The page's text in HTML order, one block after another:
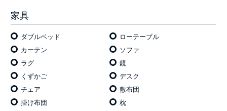
家具
ダブルベッド
ローテーブル
カーテン
ソファ
ラグ
鏡
くずかご
デスク
チェア
敷布団
掛け布団
枕